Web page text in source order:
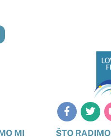
MI ŠTO RADIMO